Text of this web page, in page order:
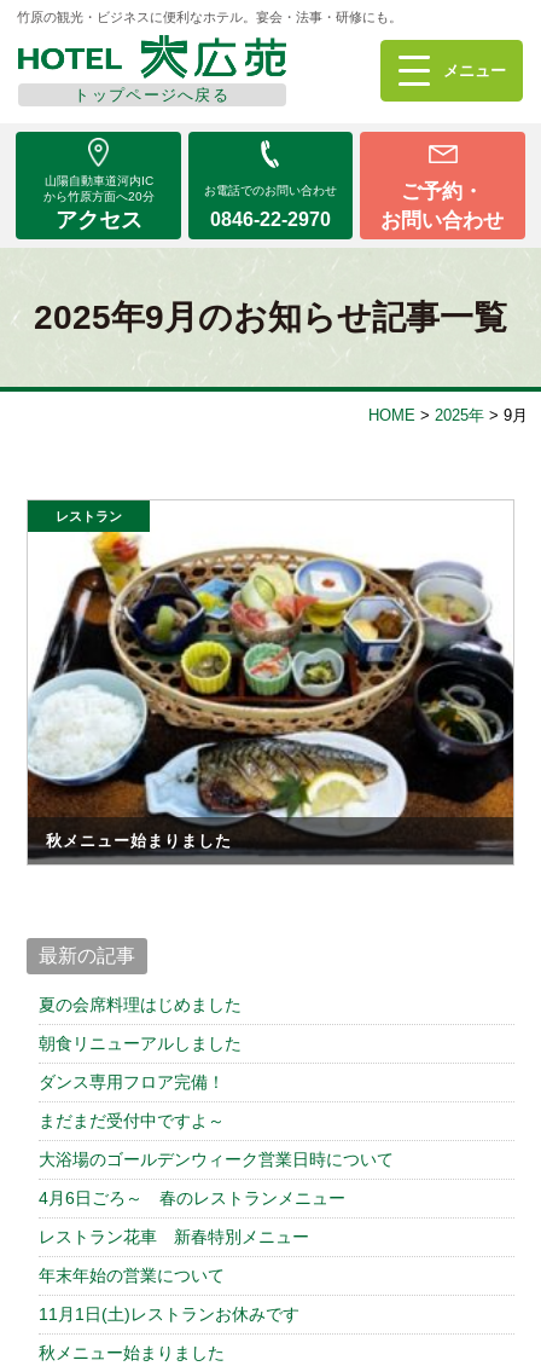
山陽自動車道河内IC
から竹原方面へ20分
アクセス
お電話でのお問い合わせ
0846-22-2970
ご予約・
お問い合わせ
ご宿泊 ご宴会・イベント
仕出しお弁当 館内案内
トップページ
お知らせ
プライバシーポリシー
竹原の観光・ビジネスに便利なホテル。宴会・法事・研修にも。
トップページへ戻る
メニュー
山陽自動車道河内IC
から竹原方面へ20分
アクセス
お電話でのお問い合わせ
0846-22-2970
ご予約・
お問い合わせ
2025年9月のお知らせ記事一覧
HOME> 2025年> 9月
レストラン
秋メニュー始まりました
最新の記事
夏の会席料理はじめました
朝食リニューアルしました
ダンス専用フロア完備！
まだまだ受付中ですよ～
大浴場のゴールデンウィーク営業日時について
4月6日ごろ～ 春のレストランメニュー
レストラン花車 新春特別メニュー
年末年始の営業について
11月1日(土)レストランお休みです
秋メニュー始まりました